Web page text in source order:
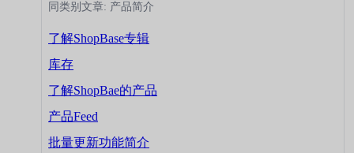
同类别文章: 产品简介
了解ShopBase专辑
库存
了解ShopBae的产品
产品Feed
批量更新功能简介